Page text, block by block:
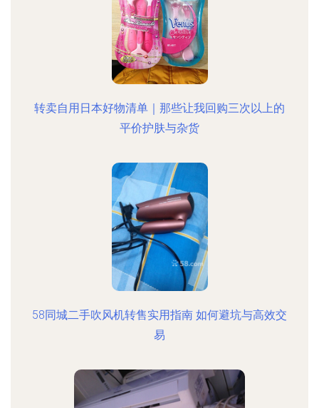
转卖自用日本好物清单｜那些让我回购三次以上的
平价护肤与杂货
58同城二手吹风机转售实用指南 如何避坑与高效交
易